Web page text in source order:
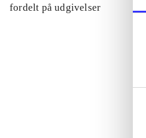
fordelt på udgivelser